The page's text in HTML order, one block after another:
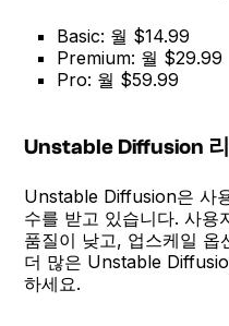
Basic: 월 $14.99
Premium: 월 $29.99
Pro: 월 $59.99
Unstable Diffusion
Unstable Diffusion은 사
수를 받고 있습니다. 사용
품질이 낮고, 업스케일 옵
더 많은 Unstable
하세요.